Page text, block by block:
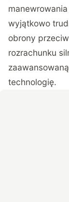
wyjątkowo
obrony
rozrachunku
technologię.